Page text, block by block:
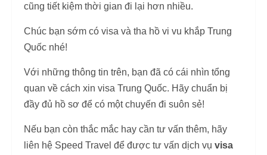
cũng tiết kiệm thời gian đi lại hơn nhiều.
Chúc bạn sớm có visa và tha hồ vi vu khắp Trung
Quốc nhé!
Với những thông tin trên, bạn đã có cái nhìn tổng
quan về cách xin visa Trung Quốc. Hãy chuẩn bị
đầy đủ hồ sơ để có một chuyến đi suôn sẻ!
Nếu bạn còn thắc mắc hay cần tư vấn thêm, hãy
liên hệ Speed Travel để được tư vấn dịch vụ visa